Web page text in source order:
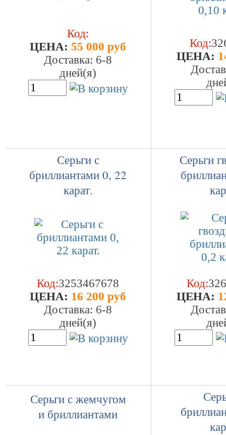
Код:
ЦEHA: 55 000 руб
Доставка: 6-8
дней(я)
Код:
ЦEHA:
Серьги с
бриллиантами 0, 22
карат.
Код:3253467678
ЦEHA: 16 200 руб
Доставка: 6-8
дней(я)
Серьги
Код:
ЦEHA:
Серьги с жемчугом
и бриллиантами